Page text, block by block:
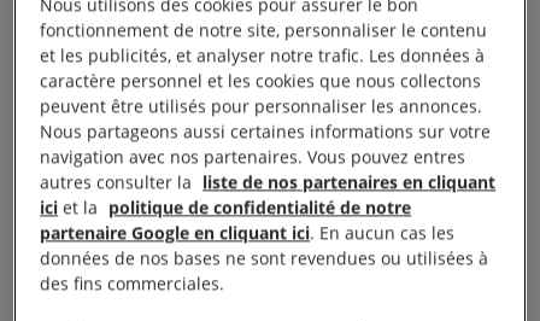
Mon espace
Connexion
Votre adresse email (obligatoire)
Nous utilisons des cookies pour assurer le bon
fonctionnement de notre site, personnaliser le contenu
et les publicités, et analyser notre trafic. Les données à
caractère personnel et les cookies que nous collectons
peuvent être utilisés pour personnaliser les annonces.
Nous partageons aussi certaines informations sur votre
navigation avec nos partenaires. Vous pouvez entres
autres consulter la liste de nos partenaires en cliquant
ici et la politique de confidentialité de notre
partenaire Google en cliquant ici. En aucun cas les
données de nos bases ne sont revendues ou utilisées à
des fins commerciales.